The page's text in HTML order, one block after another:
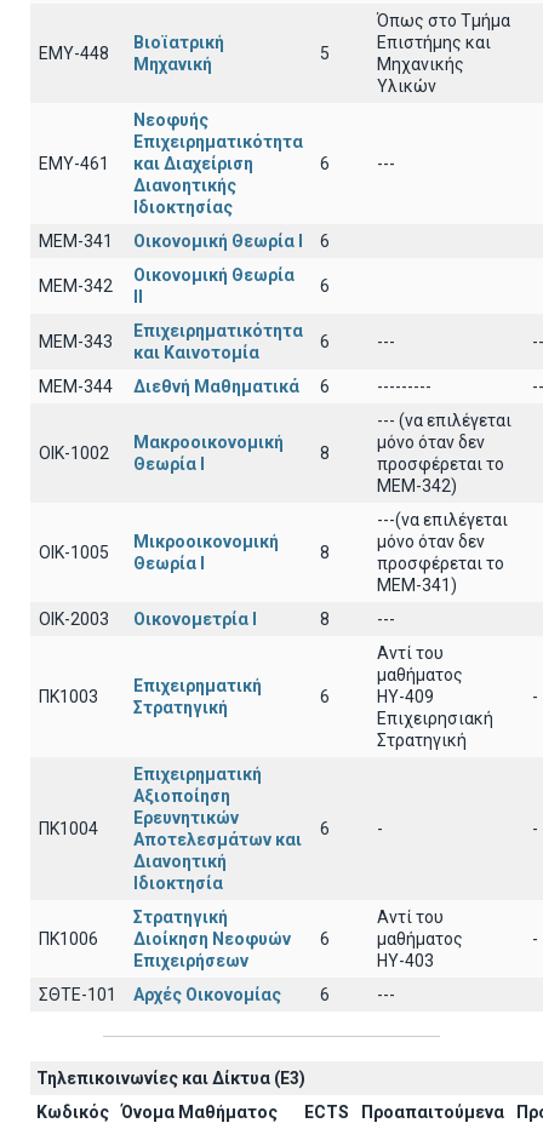
ΕΜΥ-448
Βιοϊατρική
Μηχανική
5
Όπως στο Τμήμα
Επιστήμης και
Μηχανικής
Υλικών
ΕΜΥ-461
Νεοφυής
Επιχειρηματικότητα
και Διαχείριση
Διανοητικής
Ιδιοκτησίας
6 ---
ΜΕΜ-341 Οικονομική Θεωρία Ι 6
ΜΕΜ-342
Οικονομική Θεωρία
6
ΜΕΜ-343
Επιχειρηματικότητα
και Καινοτομία
6 ---
ΜΕΜ-344 Διεθνή Μαθηματικά 6 ---------
ΟΙΚ-1002
Μακροοικονομική
Θεωρία Ι
8
--- (να επιλέγεται
μόνο όταν δεν
προσφέρεται το
ΜΕΜ-342)
ΟΙΚ-1005
Μικροοικονομική
Θεωρία Ι
8
---(να επιλέγεται
μόνο όταν δεν
προσφέρεται το
ΜΕΜ-341)
ΟΙΚ-2003
Οικονομετρία Ι 8 ---
ΠΚ1003
Επιχειρηματική
Στρατηγική
6
Αντί του
μαθήματος
ΗΥ-409
Επιχειρησιακή
Στρατηγική
-
ΠΚ1004
Επιχειρηματική
Αξιοποίηση
Ερευνητικών
Αποτελεσμάτων και
Διανοητική
Ιδιοκτησία
6 - -
ΠΚ1006
Στρατηγική
Διοίκηση Νεοφυών
Επιχειρήσεων
6
Αντί του
μαθήματος
ΗΥ-403
-
ΣΘΤΕ-101 Αρχές Οικονομίας 6 ---
Τηλεπικοινωνίες και Δίκτυα (Ε3)
Κωδικός
Όνομα Μαθήματος ECTS Προαπαιτούμενα